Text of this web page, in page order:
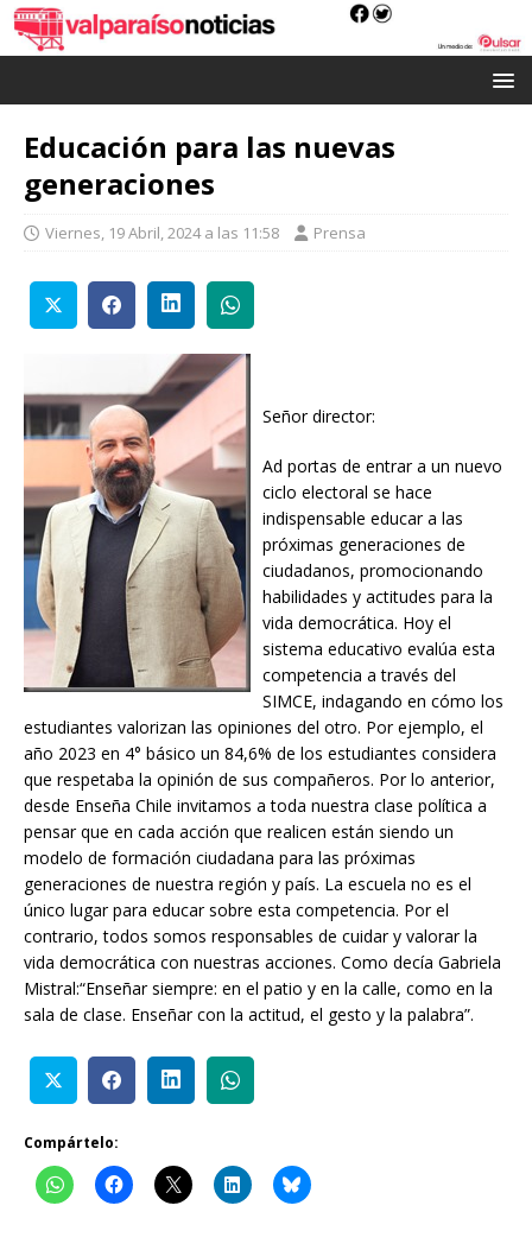
Educación para las nuevas
generaciones
Viernes, 19 Abril, 2024 a las 11:58 Prensa
Señor director:
Ad portas de entrar a un nuevo
ciclo electoral se hace
indispensable educar a las
próximas generaciones de
ciudadanos, promocionando
habilidades y actitudes para la
vida democrática. Hoy el
sistema educativo evalúa esta
competencia a través del
SIMCE, indagando en cómo los
estudiantes valorizan las opiniones del otro. Por ejemplo, el
año 2023 en 4° básico un 84,6% de los estudiantes considera
que respetaba la opinión de sus compañeros. Por lo anterior,
desde Enseña Chile invitamos a toda nuestra clase política a
pensar que en cada acción que realicen están siendo un
modelo de formación ciudadana para las próximas
generaciones de nuestra región y país. La escuela no es el
único lugar para educar sobre esta competencia. Por el
contrario, todos somos responsables de cuidar y valorar la
vida democrática con nuestras acciones. Como decía Gabriela
Mistral:“Enseñar siempre: en el patio y en la calle, como en la
sala de clase. Enseñar con la actitud, el gesto y la palabra”.
Compártelo: